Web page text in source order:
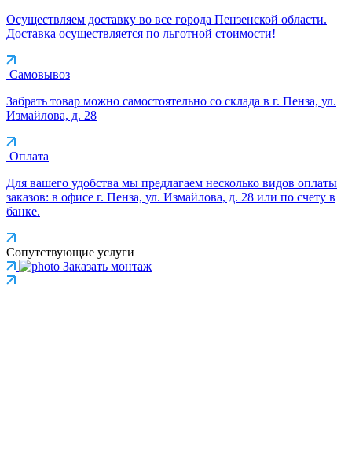
Осуществляем доставку во все города Пензенской области.
Доставка осуществляется по льготной стоимости!
Самовывоз
Забрать товар можно самостоятельно со склада в г. Пенза, ул.
Измайлова, д. 28
Оплата
Для вашего удобства мы предлагаем несколько видов оплаты
заказов: в офисе г. Пенза, ул. Измайлова, д. 28 или по счету в
банке.
Сопутствующие услуги
Заказать монтаж